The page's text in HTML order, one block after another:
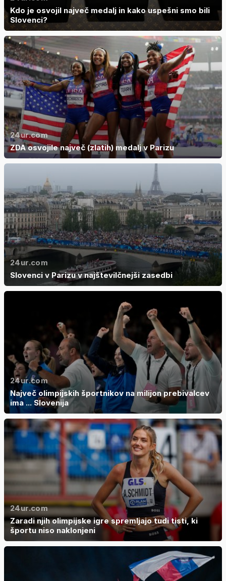
Kdo je osvojil največ medalj in kako uspešni smo bili
Slovenci?
24ur.com
ZDA osvojile največ (zlatih) medalj v Parizu
24ur.com
Slovenci v Parizu v najštevilčnejši zasedbi
24ur.com
Največ olimpijskih športnikov na milijon prebivalcev
ima ... Slovenija
24ur.com
Zaradi njih olimpijske igre spremljajo tudi tisti, ki
športu niso naklonjeni